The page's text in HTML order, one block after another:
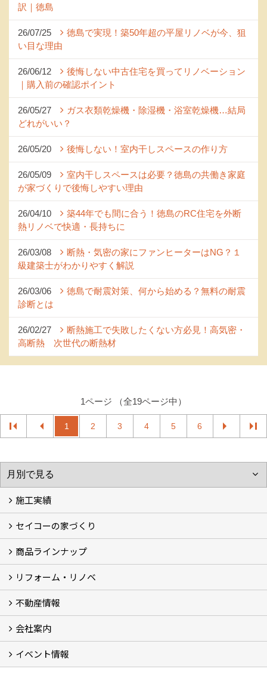
訳｜徳島
26/07/25
徳島で実現！築50年超の平屋リノベが今、狙
い目な理由
26/06/12
後悔しない中古住宅を買ってリノベーション
｜購入前の確認ポイント
26/05/27
ガス衣類乾燥機・除湿機・浴室乾燥機…結局
どれがいい？
26/05/20 後悔しない！室内干しスペースの作り方
26/05/09
室内干しスペースは必要？徳島の共働き家庭
が家づくりで後悔しやすい理由
26/04/10
築44年でも間に合う！徳島のRC住宅を外断
熱リノベで快適・長持ちに
26/03/08
断熱・気密の家にファンヒーターはNG？１
級建築士がわかりやすく解説
26/03/06
徳島で耐震対策、何から始める？無料の耐震
診断とは
26/02/27
断熱施工で失敗したくない方必見！高気密・
高断熱 次世代の断熱材
1ページ （全19ページ中）
1 2 3 4 5 6
施工実績
フォトギャラリー
完工事例
お客様の声
セイコーの家づくり
家づくりコンセプト (2)
家づくりの特徴 (16)
□高性能住宅 (4)
□OMソーラーハウス (5)
□55歳からの家づくり
□わざわ座
□快適性 (4)
□光熱費 (3)
家づくりコラム
メンテナンス
商品ラインナップ
モデルハウス「Vita -ヴィータ-」
リノベーション モデルハウス「Crear -クレア-」
平屋の家
建築家とつくる家 (10)
リフォーム・リノベ
セイコーのリフォーム・リノベ
もっと知りたい、セイコーのリフォーム・リノベ
不動産情報
田宮・矢三の不動産ならセイコーハウジング
土地・中古住宅情報
賃貸情報
実家相続
ECOTOWN西矢三第3期・第4期分譲中
会社案内
会社概要
アクセス
スタッフ紹介
家づくりコラム
消費者志向自主宣言
ZEHビルダー2025年度実績報告書
SDGs宣言
リクルート
プライバシーポリシー
ご紹介キャンペーン
イベント情報